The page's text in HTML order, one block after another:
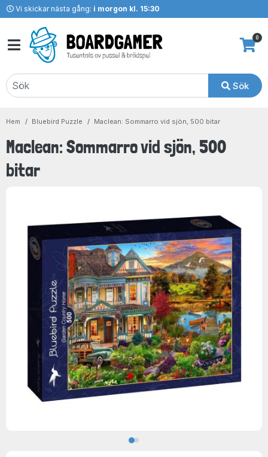
Vi skickar nästa gång: i morgon kl. 15:30
Sök
0
Hem Bluebird Puzzle Maclean: Sommarro vid sjön, 500 bitar
Maclean: Sommarro vid sjön, 500
bitar